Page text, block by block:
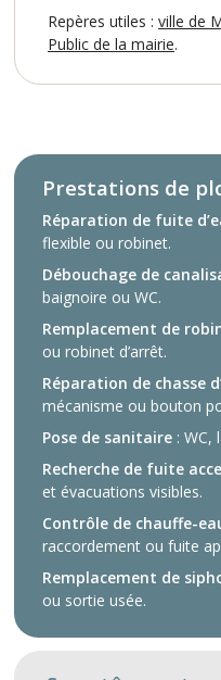
Repères utiles : ville de
Public de la mairie.
Prestations de
Réparation de fuite
flexible ou robinet.
Débouchage de
baignoire ou WC.
Remplacement de
ou robinet d’arrêt.
Réparation de chasse
mécanisme ou bouton
Pose de sanitaire : WC,
Recherche de fuite
et évacuations visibles.
Contrôle de chauffe-
raccordement ou fuite
Remplacement de
ou sortie usée.